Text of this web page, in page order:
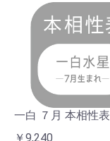
一白 ７月 本相性表
￥9,240